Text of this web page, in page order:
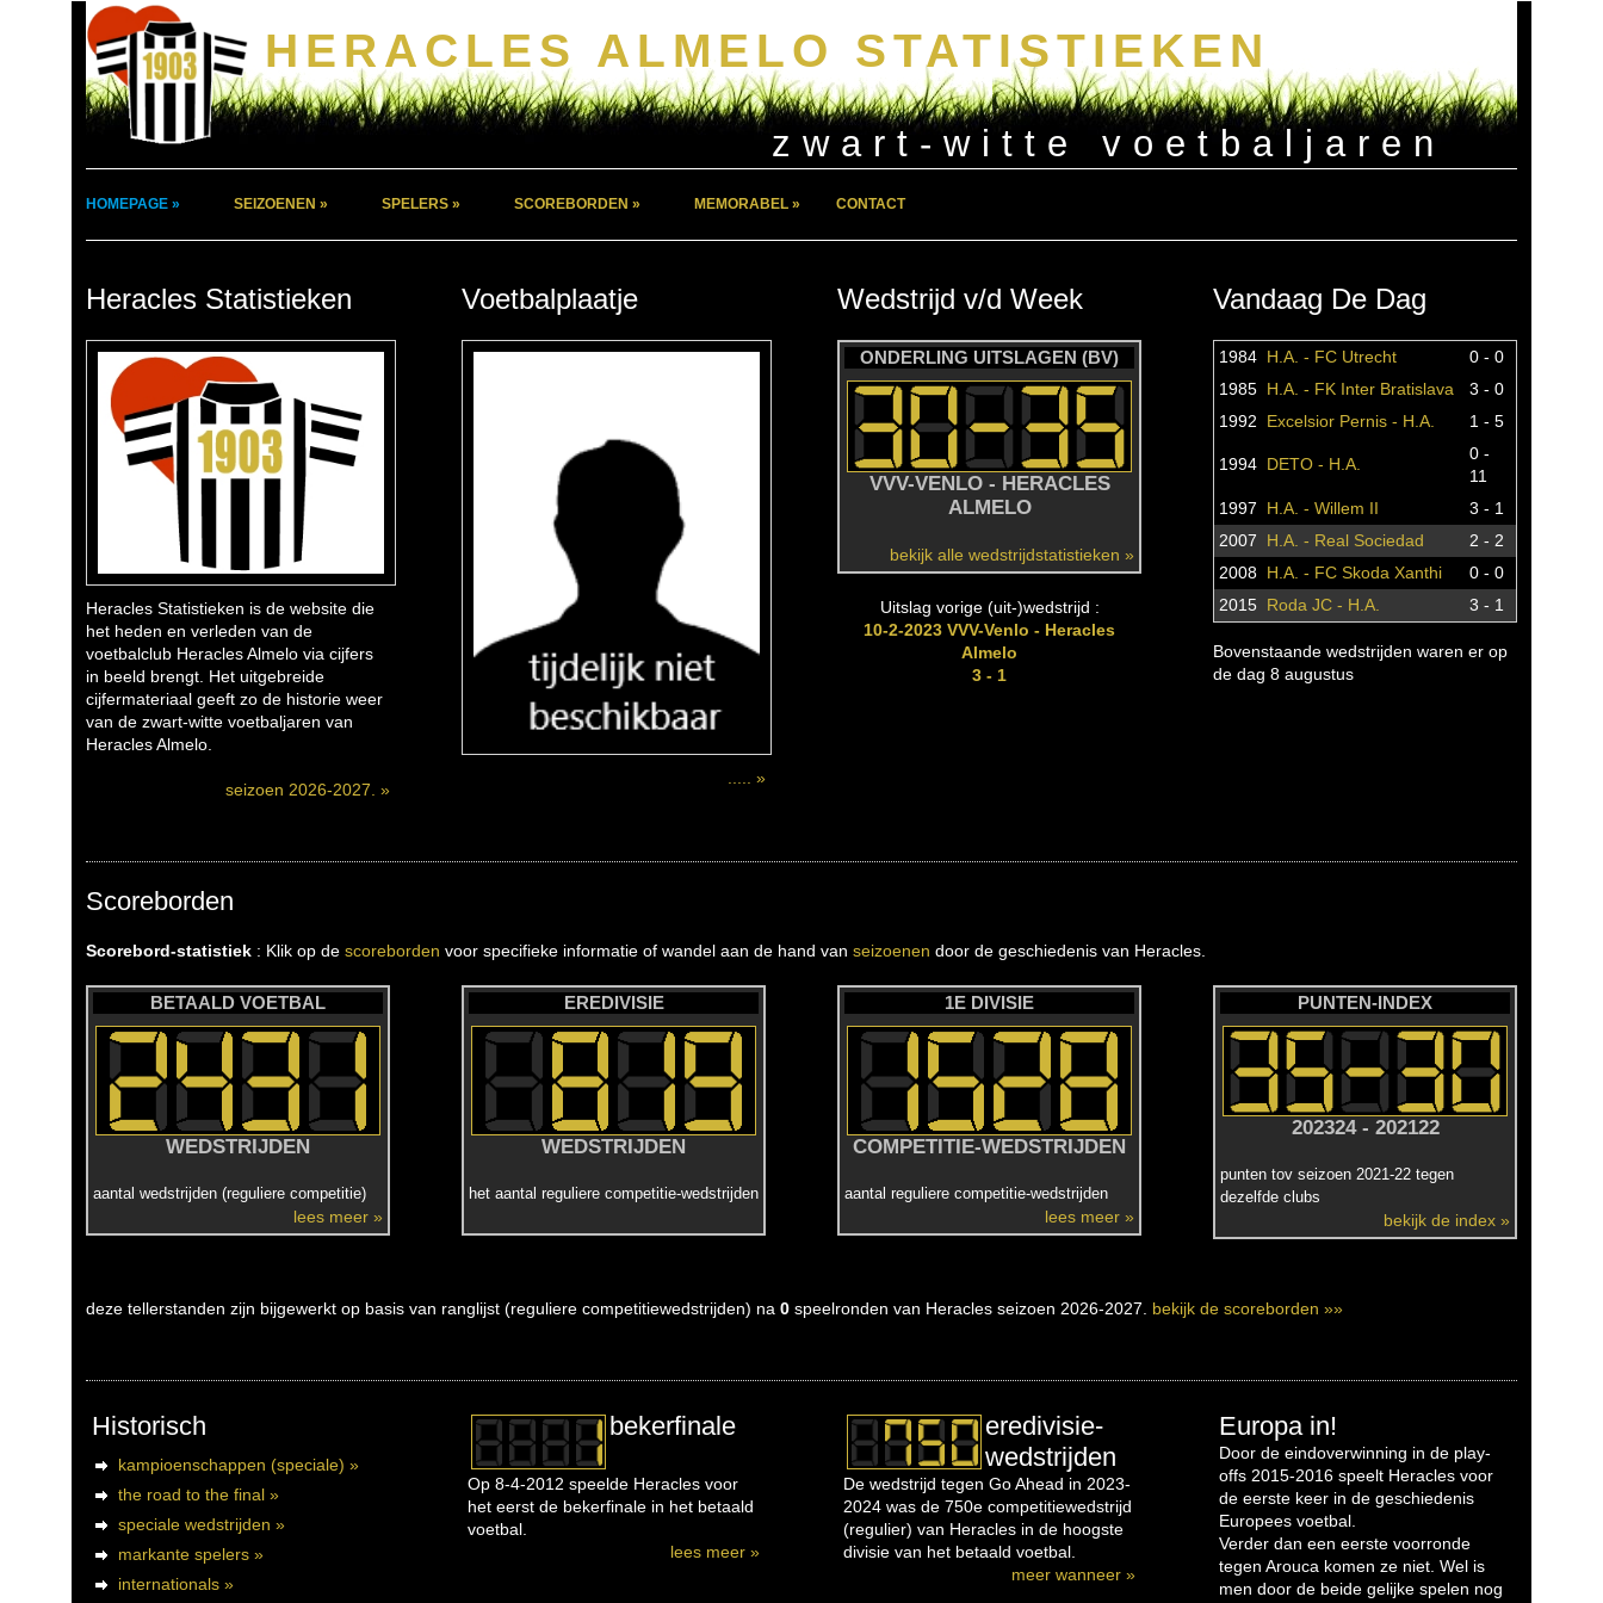
HERACLES ALMELO STATISTIEKEN
zwart-witte voetbaljaren
HOMEPAGE » SEIZOENEN » SPELERS » SCOREBORDEN » MEMORABEL » CONTACT
Heracles Statistieken
Heracles Statistieken is de website die
het heden en verleden van de
voetbalclub Heracles Almelo via cijfers
in beeld brengt. Het uitgebreide
cijfermateriaal geeft zo de historie weer
van de zwart-witte voetbaljaren van
Heracles Almelo.
seizoen 2026-2027. »
Voetbalplaatje
..... »
Wedstrijd v/d Week
ONDERLING UITSLAGEN (BV)
VVV-VENLO - HERACLES
ALMELO
bekijk alle wedstrijdstatistieken »
Uitslag vorige (uit-)wedstrijd :
10-2-2023 VVV-Venlo - Heracles
Almelo
3 - 1
Vandaag De Dag
1984 H.A. - FC Utrecht
0 - 0
1985 H.A. - FK Inter Bratislava
3 - 0
1992
Excelsior Pernis - H.A. 1 - 5
1994 DETO - H.A.
0 -
11
1997
H.A. - Willem II
3 - 1
2007
H.A. - Real Sociedad
2 - 2
2008 H.A. - FC Skoda Xanthi
0 - 0
2015 Roda JC - H.A. 3 - 1
Bovenstaande wedstrijden waren er op
de dag 8 augustus
Scoreborden
Scorebord-statistiek : Klik op de scoreborden voor specifieke informatie of wandel aan de hand van seizoenen door de geschiedenis van Heracles.
BETAALD VOETBAL
WEDSTRIJDEN
aantal wedstrijden (reguliere competitie)
lees meer »
EREDIVISIE
WEDSTRIJDEN
het aantal reguliere competitie-wedstrijden
1E DIVISIE
COMPETITIE-WEDSTRIJDEN
aantal reguliere competitie-wedstrijden
lees meer »
PUNTEN-INDEX
202324 - 202122
punten tov seizoen 2021-22 tegen
dezelfde clubs
bekijk de index »
deze tellerstanden zijn bijgewerkt op basis van ranglijst (reguliere competitiewedstrijden) na 0 speelronden van Heracles seizoen 2026-2027. bekijk de scoreborden »»
Historisch
kampioenschappen (speciale) »
the road to the final »
speciale wedstrijden »
markante spelers »
internationals »
bekerfinale
Op 8-4-2012 speelde Heracles voor
het eerst de bekerfinale in het betaald
voetbal.
lees meer »
eredivisie-
wedstrijden
De wedstrijd tegen Go Ahead in 2023-
2024 was de 750e competitiewedstrijd
(regulier) van Heracles in de hoogste
divisie van het betaald voetbal.
meer wanneer »
Europa in!
Door de eindoverwinning in de play-
offs 2015-2016 speelt Heracles voor
de eerste keer in de geschiedenis
Europees voetbal.
Verder dan een eerste voorronde
tegen Arouca komen ze niet. Wel is
men door de beide gelijke spelen nog